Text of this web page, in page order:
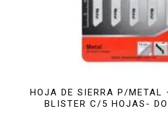
HOJA DE SIERRA P/METAL
BLISTER C/5 HOJAS-